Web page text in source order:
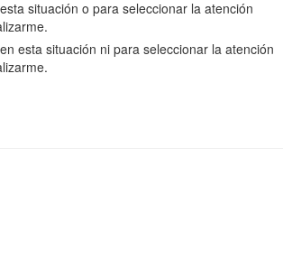
situación o para seleccionar la atención
esta situación ni para seleccionar la atención